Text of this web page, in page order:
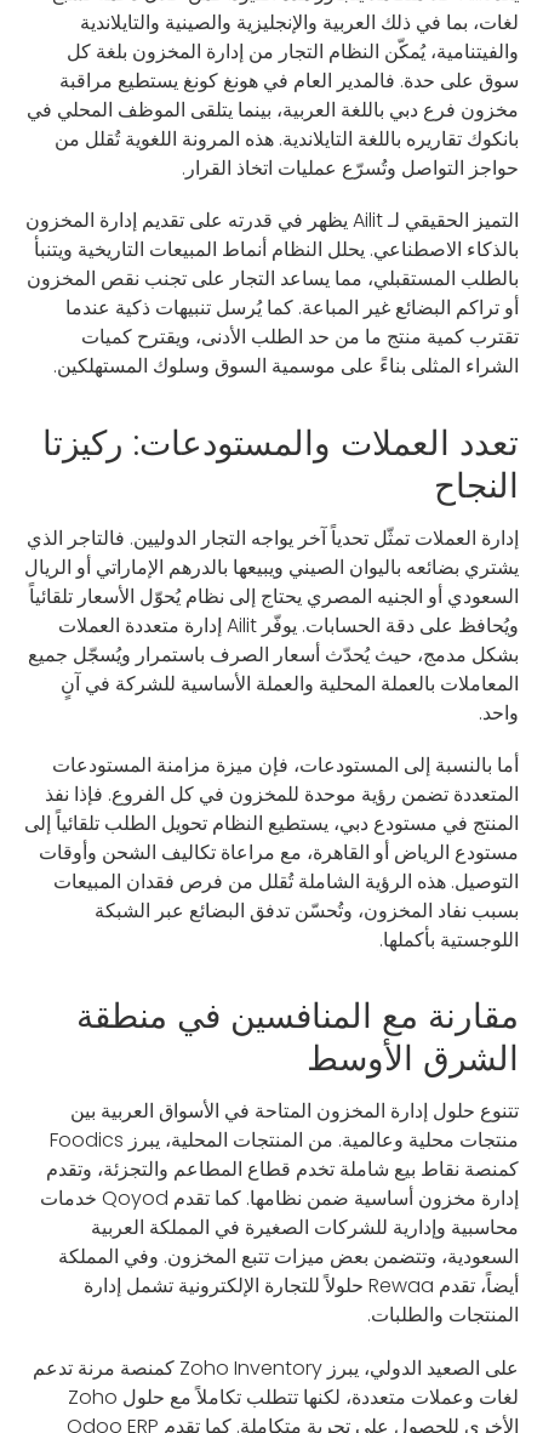
لغات، بما في ذلك العربية والإنجليزية والصينية والتايلاندية
والفيتنامية، يُمكّن النظام التجار من إدارة المخزون بلغة كل
سوق على حدة. فالمدير العام في هونغ كونغ يستطيع مراقبة
مخزون فرع دبي باللغة العربية، بينما يتلقى الموظف المحلي في
بانكوك تقاريره باللغة التايلاندية. هذه المرونة اللغوية تُقلل من
حواجز التواصل وتُسرّع عمليات اتخاذ القرار.
التميز الحقيقي لـ Ailit يظهر في قدرته على تقديم إدارة المخزون
بالذكاء الاصطناعي. يحلل النظام أنماط المبيعات التاريخية ويتنبأ
بالطلب المستقبلي، مما يساعد التجار على تجنب نقص المخزون
أو تراكم البضائع غير المباعة. كما يُرسل تنبيهات ذكية عندما
تقترب كمية منتج ما من حد الطلب الأدنى، ويقترح كميات
الشراء المثلى بناءً على موسمية السوق وسلوك المستهلكين.
تعدد العملات والمستودعات: ركيزتا
النجاح
إدارة العملات تمثّل تحدياً آخر يواجه التجار الدوليين. فالتاجر الذي
يشتري بضائعه باليوان الصيني ويبيعها بالدرهم الإماراتي أو الريال
السعودي أو الجنيه المصري يحتاج إلى نظام يُحوّل الأسعار تلقائياً
ويُحافظ على دقة الحسابات. يوفّر Ailit إدارة متعددة العملات
بشكل مدمج، حيث يُحدّث أسعار الصرف باستمرار ويُسجّل جميع
المعاملات بالعملة المحلية والعملة الأساسية للشركة في آنٍ
واحد.
أما بالنسبة إلى المستودعات، فإن ميزة مزامنة المستودعات
المتعددة تضمن رؤية موحدة للمخزون في كل الفروع. فإذا نفذ
المنتج في مستودع دبي، يستطيع النظام تحويل الطلب تلقائياً إلى
مستودع الرياض أو القاهرة، مع مراعاة تكاليف الشحن وأوقات
التوصيل. هذه الرؤية الشاملة تُقلل من فرص فقدان المبيعات
بسبب نفاد المخزون، وتُحسّن تدفق البضائع عبر الشبكة
اللوجستية بأكملها.
مقارنة مع المنافسين في منطقة
الشرق الأوسط
تتنوع حلول إدارة المخزون المتاحة في الأسواق العربية بين
منتجات محلية وعالمية. من المنتجات المحلية، يبرز Foodics
كمنصة نقاط بيع شاملة تخدم قطاع المطاعم والتجزئة، وتقدم
إدارة مخزون أساسية ضمن نظامها. كما تقدم Qoyod خدمات
محاسبية وإدارية للشركات الصغيرة في المملكة العربية
السعودية، وتتضمن بعض ميزات تتبع المخزون. وفي المملكة
أيضاً، تقدم Rewaa حلولاً للتجارة الإلكترونية تشمل إدارة
المنتجات والطلبات.
على الصعيد الدولي، يبرز Zoho Inventory كمنصة مرنة تدعم
لغات وعملات متعددة، لكنها تتطلب تكاملاً مع حلول Zoho
الأخرى للحصول على تجربة متكاملة. كما تقدم Odoo ERP